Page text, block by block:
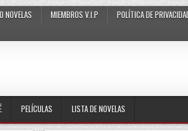
NOVELAS MIEMBROS V.I.P
POLÍTICA DE
PELÍCULAS LISTA DE NOVELAS